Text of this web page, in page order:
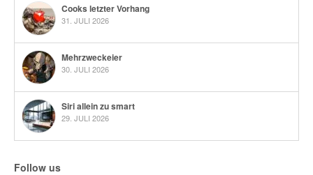
Cooks letzter Vorhang
31. JULI 2026
Mehrzweckeier
30. JULI 2026
Siri allein zu smart
29. JULI 2026
Follow us